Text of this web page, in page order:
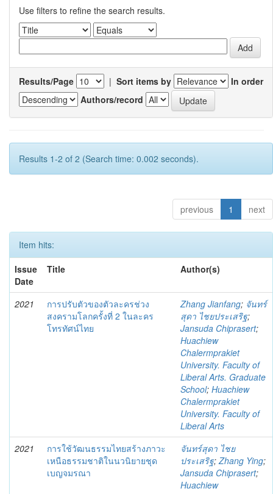
Use filters to refine the search results.
Results/Page | Sort items by
In order
Authors/record
Results 1-2 of 2 (Search time: 0.002 seconds).
previous 1 next
Item hits:
Issue
Date
Title Author(s)
2021
การปรับตัวของตัวละครช่วง
สงครามโลกครั้งที่ 2 ในละคร
โทรทัศน์ไทย
Zhang Jianfang; จันทร์
สุดา ไชยประเสริฐ;
Jansuda Chiprasert;
Huachiew
Chalermprakiet
University. Faculty of
Liberal Arts. Graduate
School; Huachiew
Chalermprakiet
University. Faculty of
Liberal Arts
2021
การใช้วัฒนธรรมไทยสร้างภาวะ
เหนือธรรมชาติในนวนิยายชุด
เบญจมรณา
จันทร์สุดา ไชย
ประเสริฐ;Zhang Ying;
Jansuda Chiprasert;
Huachiew